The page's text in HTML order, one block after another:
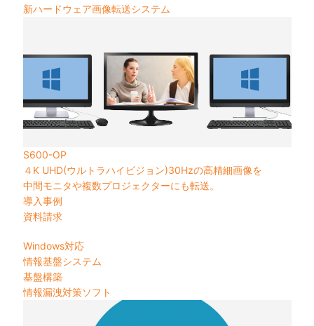
新ハードウェア画像転送システム
S600-OP
４K UHD(ウルトラハイビジョン)30Hzの高精細画像を
中間モニタや複数プロジェクターにも転送。
導入事例
資料請求
Windows対応
情報基盤システム
基盤構築
情報漏洩対策ソフト